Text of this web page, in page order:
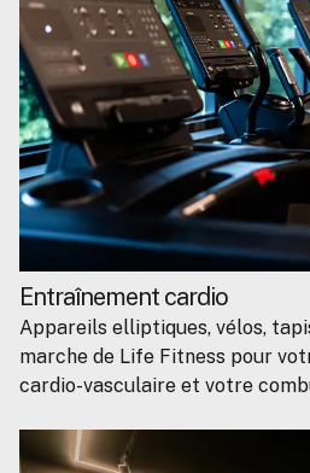
Entraînement cardio
Appareils elliptiques, vélos,
marche de Life Fitness pour
cardio-vasculaire et votre